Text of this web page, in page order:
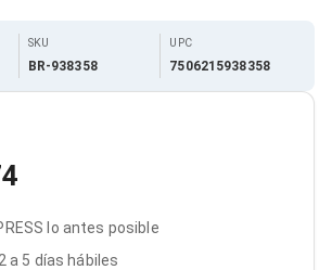
Cables
Cables
SKU
BR-938358
UPC
7506215938358
lo antes posible
a 5 días hábiles